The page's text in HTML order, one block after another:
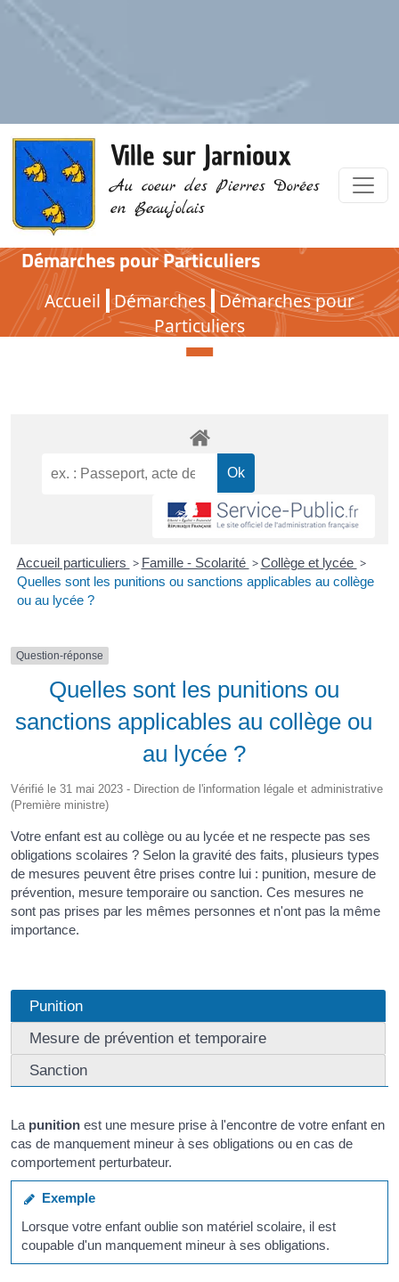
Ville sur Jarnioux
Au coeur des Pierres Dorées
en Beaujolais
Démarches pour Particuliers
Accueil Démarches Démarches pour
Particuliers
Démarches pour Particuliers
Accueil particuliers > Famille - Scolarité > Collège et lycée >
Quelles sont les punitions ou sanctions applicables au collège
ou au lycée ?
Question-réponse
Quelles sont les punitions ou
sanctions applicables au collège ou
au lycée ?
Vérifié le 31 mai 2023 - Direction de l'information légale et administrative
(Première ministre)
Votre enfant est au collège ou au lycée et ne respecte pas ses
obligations scolaires ? Selon la gravité des faits, plusieurs types
de mesures peuvent être prises contre lui : punition, mesure de
prévention, mesure temporaire ou sanction. Ces mesures ne
sont pas prises par les mêmes personnes et n'ont pas la même
importance.
Punition
Mesure de prévention et temporaire
Sanction
La punition est une mesure prise à l'encontre de votre enfant en
cas de manquement mineur à ses obligations ou en cas de
comportement perturbateur.
Exemple
Lorsque votre enfant oublie son matériel scolaire, il est
coupable d'un manquement mineur à ses obligations.